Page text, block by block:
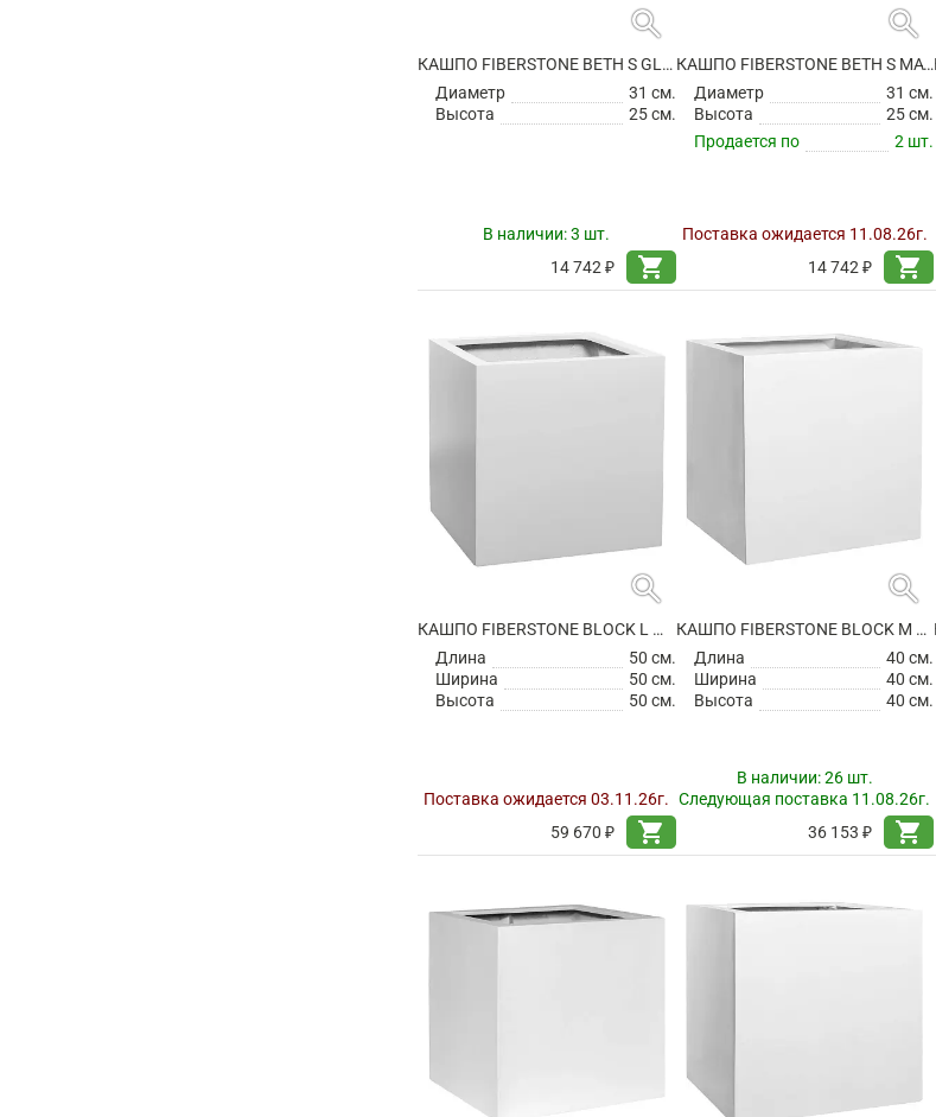
search
КАШПО FIBERSTONE BETH S GLOSSY WHITE
Диаметр
31 см.
Высота
25 см.
В наличии:3 шт.
14 742 ₽
shopping_cart
search
КАШПО FIBERSTONE BETH S MATT WHITE
Диаметр
31 см.
Высота
25 см.
Продается по
2 шт.
Поставка ожидается 11.08.26г.
14 742 ₽
shopping_cart
search
КАШПО FIBERSTONE BLOCK L MATT WHITE
Длина
50 см.
Ширина
50 см.
Высота
50 см.
Поставка ожидается 03.11.26г.
59 670 ₽
shopping_cart
search
КАШПО FIBERSTONE BLOCK M GLOSSY WHITE
Длина
40 см.
Ширина
40 см.
Высота
40 см.
В наличии:26 шт.
Следующая поставка 11.08.26г.
36 153 ₽
shopping_cart